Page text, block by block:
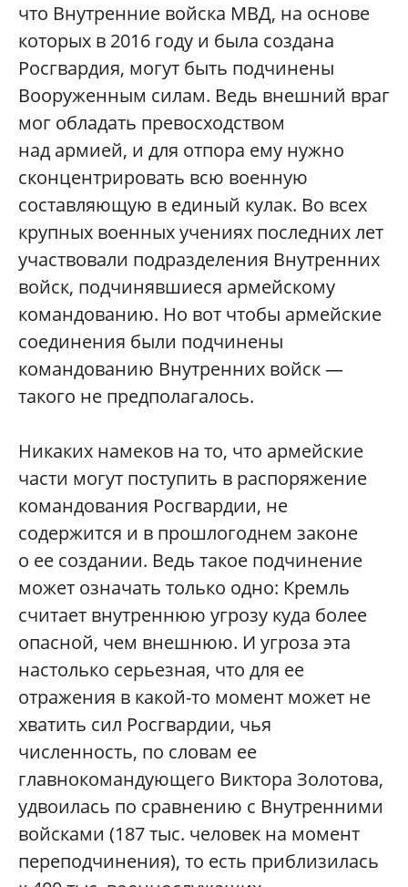
что Внутренние войска МВД, на основе
которых в 2016 году и была создана
Росгвардия, могут быть подчинены
Вооруженным силам. Ведь внешний враг
мог обладать превосходством
над армией, и для отпора ему нужно
сконцентрировать всю военную
составляющую в единый кулак. Во всех
крупных военных учениях последних лет
участвовали подразделения Внутренних
войск, подчинявшиеся армейскому
командованию. Но вот чтобы армейские
соединения были подчинены
командованию Внутренних войск —
такого не предполагалось.
Никаких намеков на то, что армейские
части могут поступить в распоряжение
командования Росгвардии, не
содержится и в прошлогоднем законе
о ее создании. Ведь такое подчинение
может означать только одно: Кремль
считает внутреннюю угрозу куда более
опасной, чем внешнюю. И угроза эта
настолько серьезная, что для ее
отражения в какой-то момент может не
хватить сил Росгвардии, чья
численность, по словам ее
главнокомандующего Виктора Золотова,
удвоилась по сравнению с Внутренними
войсками (187 тыс. человек на момент
переподчинения), то есть приблизилась